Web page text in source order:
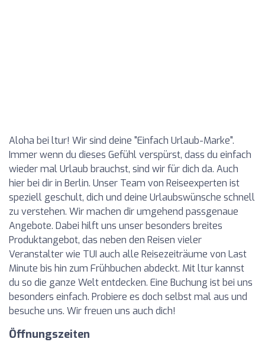
Aloha bei ltur! Wir sind deine "Einfach Urlaub-Marke".
Immer wenn du dieses Gefühl verspürst, dass du einfach
wieder mal Urlaub brauchst, sind wir für dich da. Auch
hier bei dir in Berlin. Unser Team von Reiseexperten ist
speziell geschult, dich und deine Urlaubswünsche schnell
zu verstehen. Wir machen dir umgehend passgenaue
Angebote. Dabei hilft uns unser besonders breites
Produktangebot, das neben den Reisen vieler
Veranstalter wie TUI auch alle Reisezeiträume von Last
Minute bis hin zum Frühbuchen abdeckt. Mit ltur kannst
du so die ganze Welt entdecken. Eine Buchung ist bei uns
besonders einfach. Probiere es doch selbst mal aus und
besuche uns. Wir freuen uns auch dich!
Öffnungszeiten